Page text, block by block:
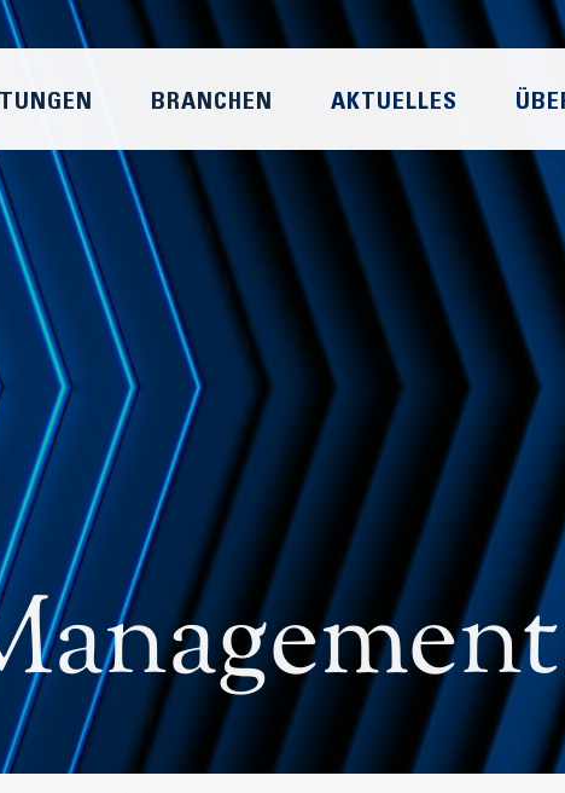
BRANCHEN AKTUELLES